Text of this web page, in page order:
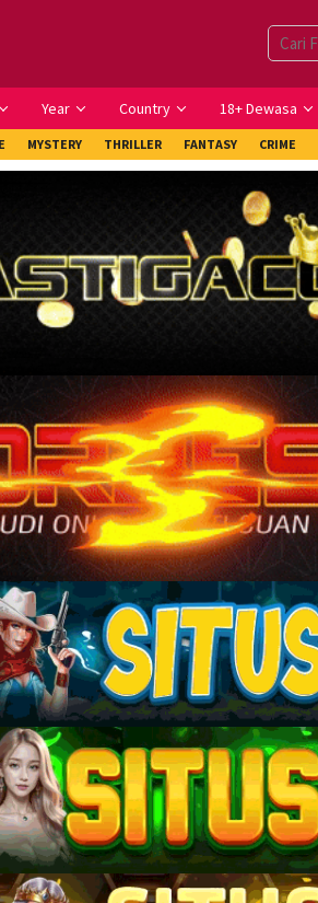
Year Country 18+ Dewasa
MYSTERY THRILLER FANTASY CRIME